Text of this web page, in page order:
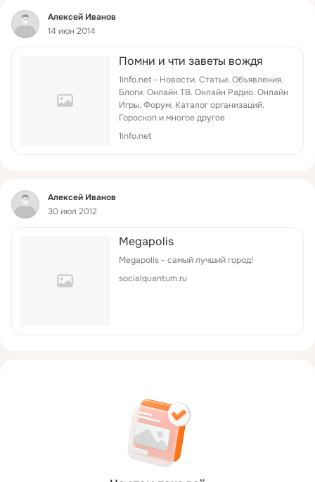
Фид
Алексей Иванов
14 июн 2014
Помни и чти заветы вождя
1info.net - Новости. Статьи. Объявления.
Блоги. Онлайн ТВ. Онлайн Радио. Онлайн
Игры. Форум. Каталог организаций.
Гороскоп и многое другое
1info.net
Фид
Алексей Иванов
30 июл 2012
Megapolis
Megapolis - самый лучший город!
socialquantum.ru